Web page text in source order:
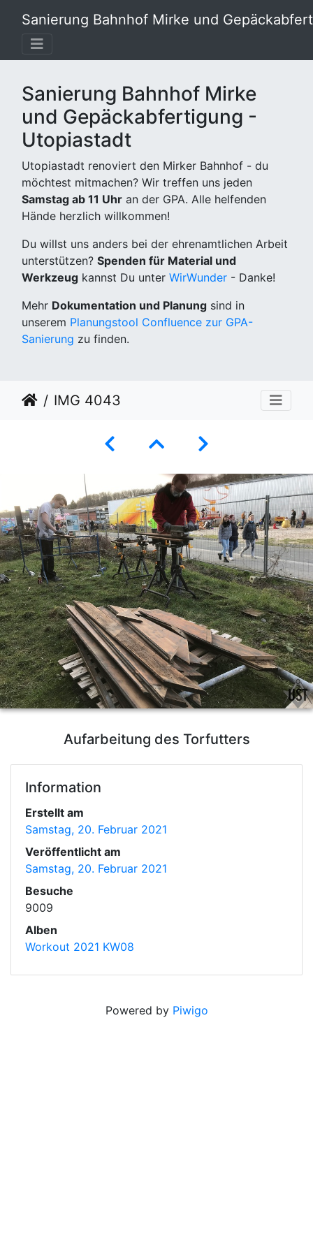
Sanierung Bahnhof Mirke und
Sanierung Bahnhof Mirke
und Gepäckabfertigung -
Utopiastadt
Utopiastadt renoviert den Mirker Bahnhof - du
möchtest mitmachen? Wir treffen uns jeden
Samstag ab 11 Uhr an der GPA. Alle helfenden
Hände herzlich willkommen!
Du willst uns anders bei der ehrenamtlichen Arbeit
unterstützen? Spenden für Material und
Werkzeug kannst Du unter WirWunder - Danke!
Mehr Dokumentation und Planung sind in
unserem Planungstool Confluence zur GPA-
Sanierung zu finden.
IMG 4043
Aufarbeitung des Torfutters
Information
Erstellt am
Samstag, 20. Februar 2021
Veröffentlicht am
Samstag, 20. Februar 2021
Besuche
9009
Alben
Workout 2021 KW08
Powered by Piwigo